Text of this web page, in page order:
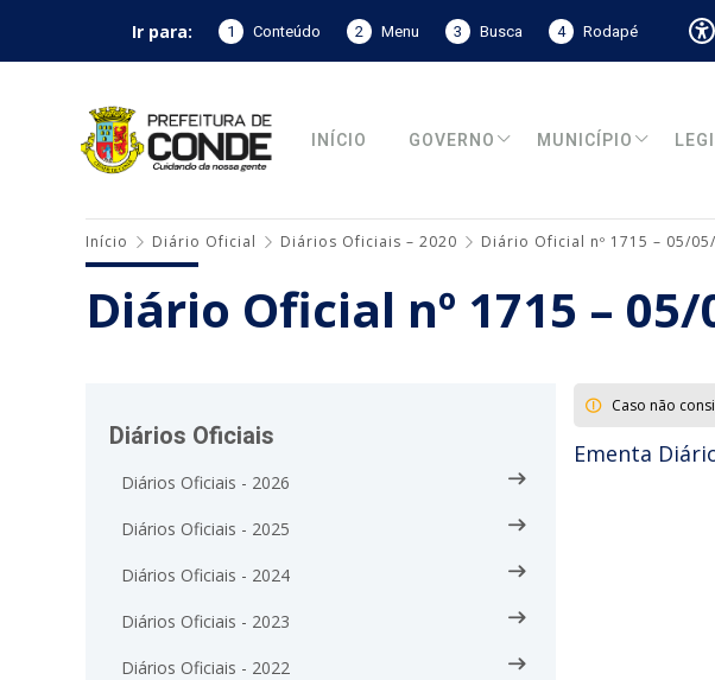
Ir para: 1 Conteúdo 2 Menu 3 Busca 4 Rodapé
INÍCIO GOVERNO MUNICÍPIO
Início Diário Oficial Diários Oficiais – 2020 Diário Oficial nº 1715 – 05/
Diário Oficial nº 1715 –
Diários Oficiais
Diários Oficiais - 2026
Diários Oficiais - 2025
Diários Oficiais - 2024
Diários Oficiais - 2023
Diários Oficiais - 2022
Caso não
Ementa